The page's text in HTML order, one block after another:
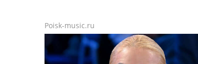
Poisk-music.ru